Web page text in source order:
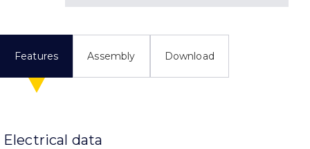
Features Assembly Download
Electrical data